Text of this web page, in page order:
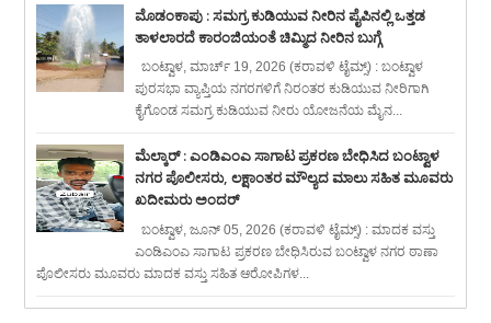
ಮೊಡಂಕಾಪು : ಸಮಗ್ರ ಕುಡಿಯುವ ನೀರಿನ ಪೈಪಿನಲ್ಲಿ ಒತ್ತಡ
ತಾಳಲಾರದೆ ಕಾರಂಜಿಯಂತೆ ಚಿಮ್ಮಿದ ನೀರಿನ ಬುಗ್ಗೆ
ಬಂಟ್ವಾಳ, ಮಾರ್ಚ್ 19, 2026 (ಕರಾವಳಿ ಟೈಮ್ಸ್) : ಬಂಟ್ವಾಳ
ಪುರಸಭಾ ವ್ಯಾಪ್ತಿಯ ನಗರಗಳಿಗೆ ನಿರಂತರ ಕುಡಿಯುವ ನೀರಿಗಾಗಿ
ಕೈಗೊಂಡ ಸಮಗ್ರ ಕುಡಿಯುವ ನೀರು ಯೋಜನೆಯ ಮೈನ...
ಮೆಲ್ಕಾರ್ : ಎಂಡಿಎಂಎ ಸಾಗಾಟ ಪ್ರಕರಣ ಬೇಧಿಸಿದ ಬಂಟ್ವಾಳ
ನಗರ ಪೊಲೀಸರು, ಲಕ್ಷಾಂತರ ಮೌಲ್ಯದ ಮಾಲು ಸಹಿತ ಮೂವರು
ಖದೀಮರು ಅಂದರ್
ಬಂಟ್ವಾಳ, ಜೂನ್ 05, 2026 (ಕರಾವಳಿ ಟೈಮ್ಸ್) : ಮಾದಕ ವಸ್ತು
ಎಂಡಿಎಂಎ ಸಾಗಾಟ ಪ್ರಕರಣ ಬೇಧಿಸಿರುವ ಬಂಟ್ವಾಳ ನಗರ ಠಾಣಾ
ಪೊಲೀಸರು ಮೂವರು ಮಾದಕ ವಸ್ತು ಸಹಿತ ಆರೋಪಿಗಳ...